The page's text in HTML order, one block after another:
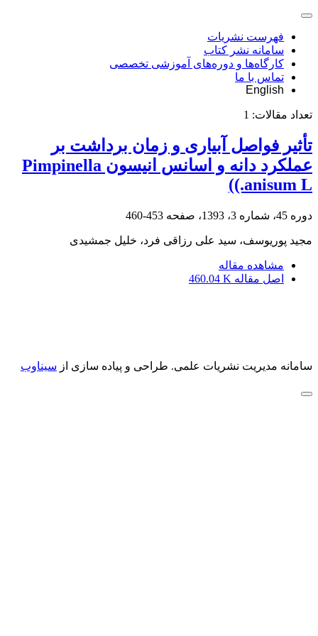
فهرست نشریات
سامانه نشر کتاب
کارگاه‌ها و دوره‌های آموزشی تخصصی
تماس با ما
English
تعداد مقالات: 1
تأثیر فواصل آبیاری و زمان برداشت بر
عملکرد دانه و اسانس انیسون Pimpinella
anisum L.))
دوره 45، شماره 3، 1393، صفحه 453-460
مجید پوریوسف، سید علی رزاقی فرد، خلیل جمشیدی
مشاهده مقاله
اصل مقاله 460.04 K
سامانه مدیریت نشریات علمی. طراحی و پیاده سازی از سیناوب